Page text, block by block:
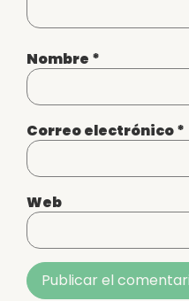
Nombre *
Correo electrónico*
Web